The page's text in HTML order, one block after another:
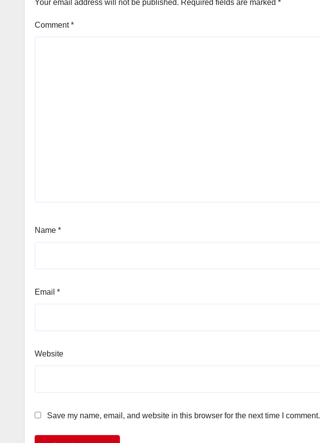
Your email address will not be published. Required fields are marked *
Comment*
Name *
Email *
Website
Save my name, email, and website in this browser for the next time I comment.